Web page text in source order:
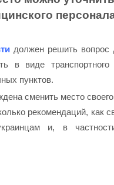
должен решить вопрос
в виде транспортного
пунктов.
сменить место
рекомендаций, как
и, в